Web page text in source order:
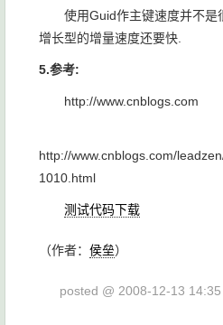
使用Guid作主键速度并不是
增长型的增量速度还要快.
5.参考:
http://www.cnblogs.com
http://www.cnblogs.com/
1010.html
测试代码下载
（作者： 侯垒）
posted @ 2008-12-13 14:35